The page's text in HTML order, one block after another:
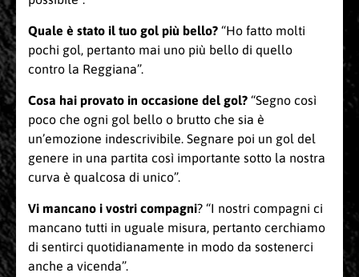
Quale è stato il tuo gol più bello? “Ho fatto molti
pochi gol, pertanto mai uno più bello di quello
contro la Reggiana”.
Cosa hai provato in occasione del gol? “Segno così
poco che ogni gol bello o brutto che sia è
un’emozione indescrivibile. Segnare poi un gol del
genere in una partita così importante sotto la nostra
curva è qualcosa di unico”.
Vi mancano i vostri compagni? “I nostri compagni ci
mancano tutti in uguale misura, pertanto cerchiamo
di sentirci quotidianamente in modo da sostenerci
anche a vicenda”.